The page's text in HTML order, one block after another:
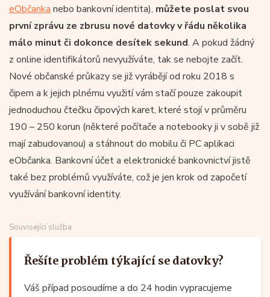
eObčanka nebo bankovní identita), můžete poslat svou
první zprávu ze zbrusu nové datovky v řádu několika
málo minut či dokonce desítek sekund. A pokud žádný
z online identifikátorů nevyužíváte, tak se nebojte začít.
Nové občanské průkazy se již vyrábějí od roku 2018 s
čipem a k jejich plnému využití vám stačí pouze zakoupit
jednoduchou čtečku čipových karet, které stojí v průměru
190 – 250 korun (některé počítače a notebooky ji v sobě již
mají zabudovanou) a stáhnout do mobilu či PC aplikaci
eObčanka. Bankovní účet a elektronické bankovnictví jistě
také bez problémů využíváte, což je jen krok od započetí
využívání bankovní identity.
Související služba
Řešíte problém týkající se datovky?
Váš případ posoudíme a do 24 hodin vypracujeme